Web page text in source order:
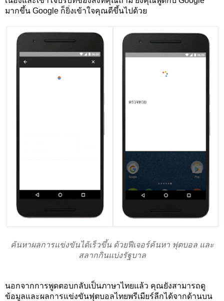
มากขึ้น Google ก็ยิ่งเข้าใจคุณดีขึ้นไปด้วย
ค้นหาผลการแข่งขันได้เร็วขึ้น ด้วยฟีเจอร์ค้นหา ฟุตบอล และ
สลากกินแบ่งรัฐบาล
นอกจากการพูดตอบกลับเป็นภาษาไทยแล้ว คุณยังสามารถดู
ข้อมูลและผลการแข่งขันฟุตบอลไทยพรีเมียร์ลีกได้จากด้านบน